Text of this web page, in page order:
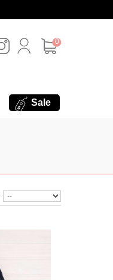
0
Sale